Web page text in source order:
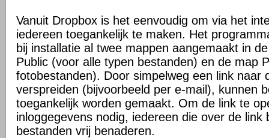
Vanuit Dropbox is het eenvoudig om via het
iedereen toegankelijk te maken. Het
bij installatie al twee mappen aangemaakt in
Public (voor alle typen bestanden) en de map
fotobestanden). Door simpelweg een link naar
verspreiden (bijvoorbeeld per e-mail), kunnen
toegankelijk worden gemaakt. Om de link te
inloggegevens nodig, iedereen die over de link
bestanden vrij benaderen.